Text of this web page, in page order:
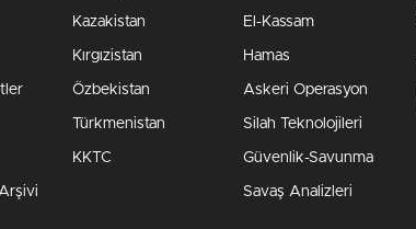
Kazakistan
Kırgızistan
Özbekistan
Türkmenistan
KKTC
El-Kassam
Hamas
Askeri Operasyon
Silah Teknolojileri
Güvenlik-Savunma
Savaş Analizleri